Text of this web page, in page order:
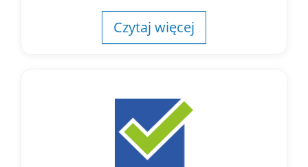
Czytaj więcej